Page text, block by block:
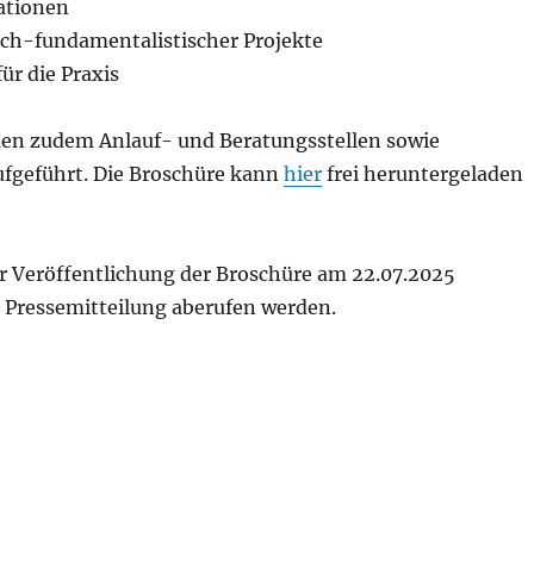
fundamentalistischer Projekte
die Praxis
zudem Anlauf- und Beratungsstellen sowie
Die Broschüre kann hierfrei heruntergeladen
Veröffentlichung der Broschüre am 22.07.2025
Pressemitteilung aberufen werden.